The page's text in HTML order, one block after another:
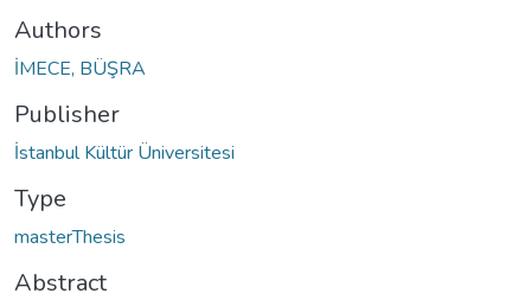
Authors
İMECE, BÜŞRA
Publisher
İstanbul Kültür Üniversitesi
Type
masterThesis
Abstract